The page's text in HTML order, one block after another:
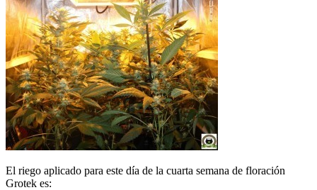
El riego aplicado para este día de la cuarta semana de floración
Grotek es: